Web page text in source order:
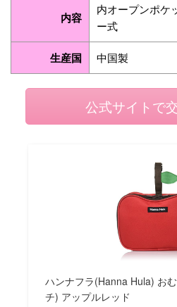
内容
内オープンポケ
ー式
生産国 中国製
公式サイトで
ハンナフラ(Hanna Hula) お
チ) アップルレッド